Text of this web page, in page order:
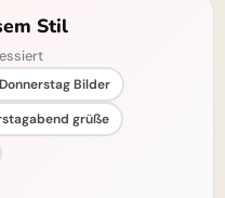
Stil
Bilder
grüße